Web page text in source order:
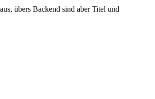
übers Backend sind aber Titel und